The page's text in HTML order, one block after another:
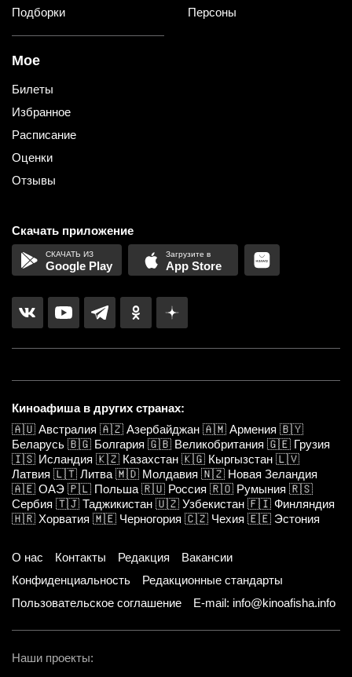
Подборки
Персоны
Мое
Билеты
Избранное
Расписание
Оценки
Отзывы
Скачать приложение
Google Play App Store
Киноафиша в других странах:
🇦🇺 Австралия 🇦🇿 Азербайджан 🇦🇲 Армения 🇧🇾
Беларусь 🇧🇬 Болгария 🇬🇧 Великобритания 🇬🇪 Грузия
🇮🇸 Исландия 🇰🇿 Казахстан 🇰🇬 Кыргызстан 🇱🇻
Латвия 🇱🇹 Литва 🇲🇩 Молдавия 🇳🇿 Новая Зеландия
🇦🇪 ОАЭ 🇵🇱 Польша 🇷🇺 Россия 🇷🇴 Румыния 🇷🇸
Сербия 🇹🇯 Таджикистан 🇺🇿 Узбекистан 🇫🇮 Финляндия
🇭🇷 Хорватия 🇲🇪 Черногория 🇨🇿 Чехия 🇪🇪 Эстония
О нас Контакты Редакция
Вакансии
Конфиденциальность
Редакционные стандарты
Пользовательское соглашение
E-mail: info@kinoafisha.info
Наши проекты: